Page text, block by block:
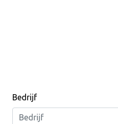
Bedrijf